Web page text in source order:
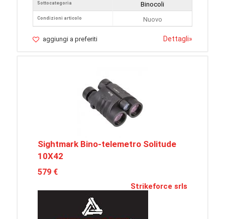
Sottocategoria
Condizioni articolo
Binocoli
Nuovo
aggiungi a preferiti Dettagli»
Sightmark Bino-telemetro Solitude
10X42
579 €
Strikeforce srls